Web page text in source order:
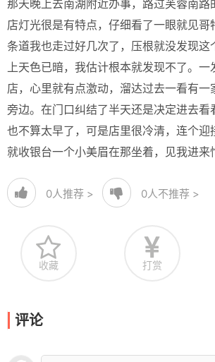
那天晚上去南湖附近办事，路过芙蓉南路
店灯光很是有特点，仔细看了一眼就见哥
条道我也走过好几次了，压根就没发现这
上天色已暗，我估计根本就发现不了。一
店，心里就有点激动，溜达过去一看有一
旁边。在门口纠结了半天还是决定进去看
也不算太早了，可是店里很冷清，连个迎
就收银台一个小美眉在那坐着，见我进来
0人推荐 > 0人不推荐 >
收藏 打赏
评论